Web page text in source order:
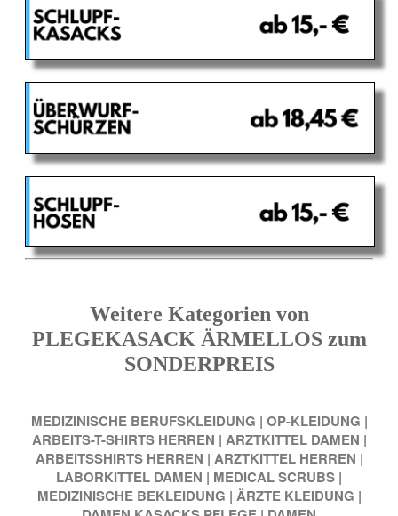
Weitere Kategorien von
PLEGEKASACK ÄRMELLOS zum
SONDERPREIS
MEDIZINISCHE BERUFSKLEIDUNG | OP-KLEIDUNG |
ARBEITS-T-SHIRTS HERREN | ARZTKITTEL DAMEN |
ARBEITSSHIRTS HERREN | ARZTKITTEL HERREN |
LABORKITTEL DAMEN | MEDICAL SCRUBS |
MEDIZINISCHE BEKLEIDUNG | ÄRZTE KLEIDUNG |